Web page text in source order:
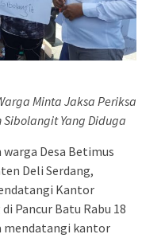
Minta Jaksa Periksa
Yang Diduga
warga Desa Betimus
Deli Serdang,
Kantor
Pancur Batu Rabu 18
mendatangi kantor